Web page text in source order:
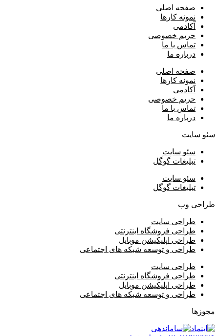
صفحه اصلی
نمونه کارها
آکادمی
حریم خصوصی
تماس با ما
درباره ما
صفحه اصلی
نمونه کارها
آکادمی
حریم خصوصی
تماس با ما
درباره ما
سئو سایت
سئو سایت
تبلیغات گوگل
سئو سایت
تبلیغات گوگل
طراحی وب
طراحی سایت
طراحی فروشگاه اینترنتی
طراحی اپلیکیشن موبایل
طراحی و توسعه شبکه های اجتماعی
طراحی سایت
طراحی فروشگاه اینترنتی
طراحی اپلیکیشن موبایل
طراحی و توسعه شبکه های اجتماعی
مجوزها